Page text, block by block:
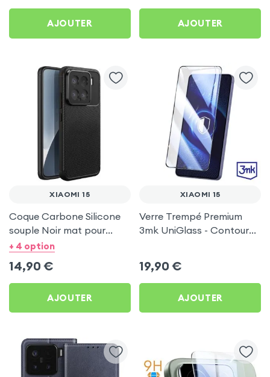
AJOUTER AJOUTER
XIAOMI 15
Coque Carbone Silicone
souple Noir mat pour
Xiaomi 15
+ 4 option
14,90 €
AJOUTER
XIAOMI 15
Verre Trempé Premium
3mk UniGlass - Contour
19,90 €
AJOUTER